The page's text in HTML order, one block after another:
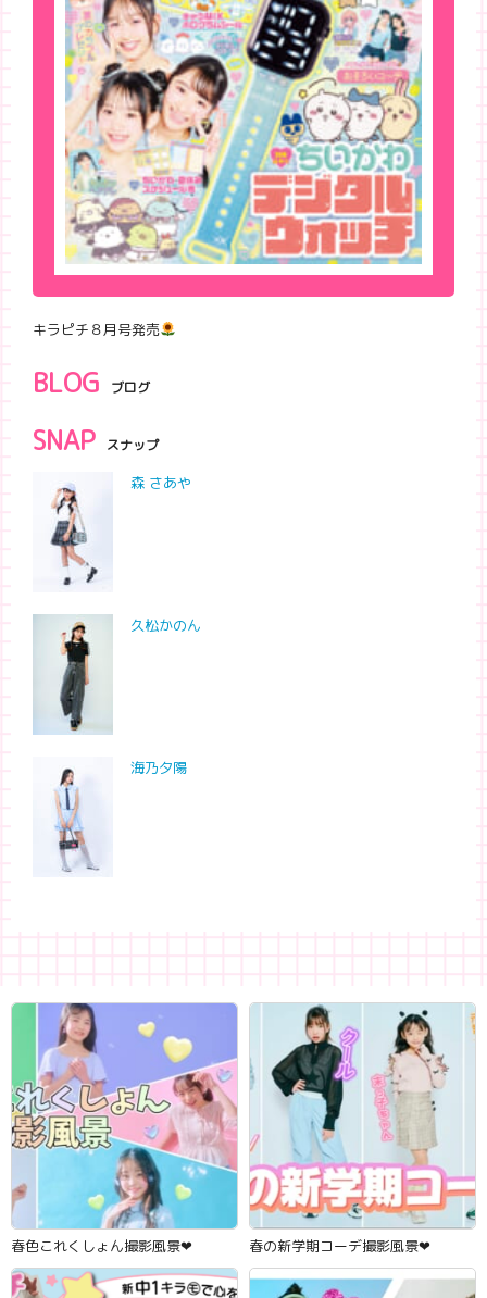
キラピチ８月号発売
BLOG ブログ
SNAP スナップ
森 さあや
久松かのん
海乃夕陽
春色これくしょん撮影風景‪‪❤︎‬ 春の新学期コーデ撮影風景‪‪❤︎‬